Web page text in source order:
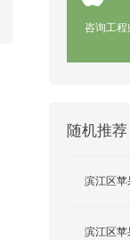
咨询工程
随机推荐
滨江区苹
滨江区苹